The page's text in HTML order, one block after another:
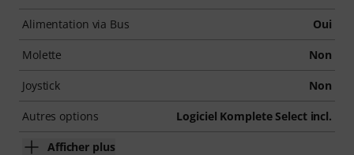
Alimentation via Bus Oui
Molette Non
Joystick Non
Autres options Logiciel Komplete Select incl.
Afficher plus